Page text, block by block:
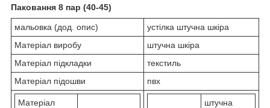
Паковання 8 пар (40-45)
мальовка (дод. опис)
устілка штучна шкіра
Матеріал виробу
штучна шкіра
Матеріал підкладки
текстиль
Матеріал підошви
пвх
Матеріал
штучна